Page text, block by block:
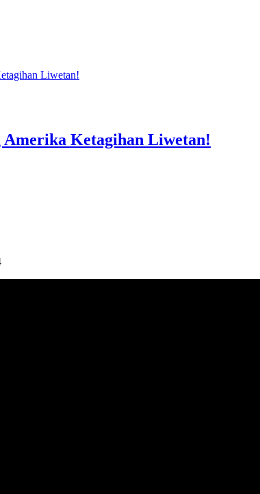
Liwetan!
Ketagihan Liwetan!